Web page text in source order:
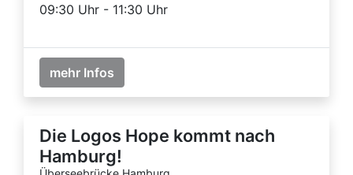
09:30 Uhr - 11:30 Uhr
mehr Infos
Die Logos Hope kommt nach
Hamburg!